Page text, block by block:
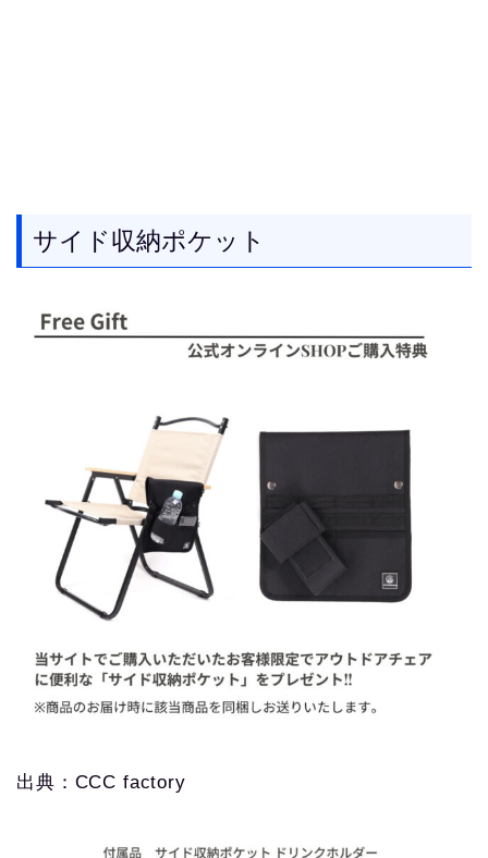
サイド収納ポケット
出典：CCC factory